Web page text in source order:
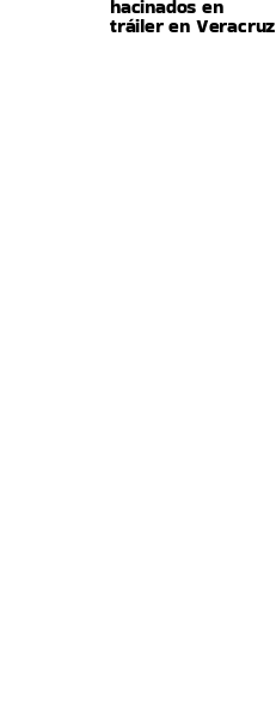
hacinados en
tráiler en Veracruz